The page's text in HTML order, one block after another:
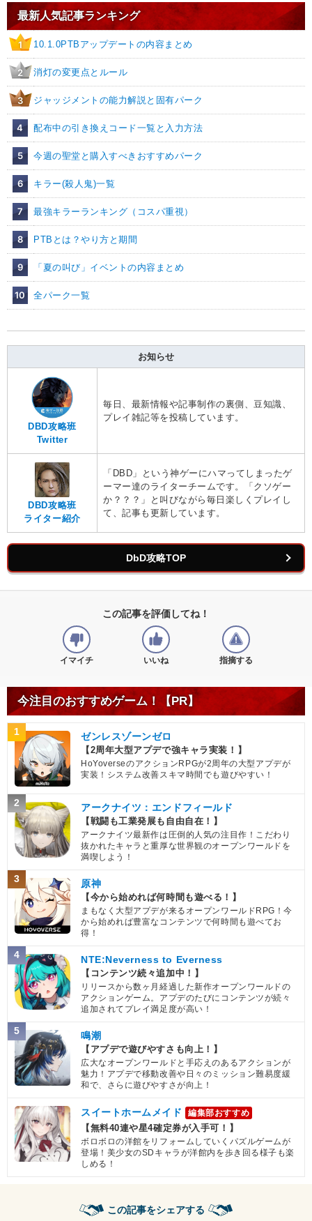
最新人気記事ランキング
1 10.1.0PTBアップデートの内容まとめ
2 消灯の変更点とルール
3 ジャッジメントの能力解説と固有パーク
4 配布中の引き換えコード一覧と入力方法
5 今週の聖堂と購入すべきおすすめパーク
6 キラー(殺人鬼)一覧
7 最強キラーランキング（コスパ重視）
8 PTBとは？やり方と期間
9 「夏の叫び」イベントの内容まとめ
10 全パーク一覧
お知らせ
DBD攻略班
Twitter
毎日、最新情報や記事制作の裏側、豆知識、
プレイ雑記等を投稿しています。
DBD攻略班
ライター紹介
「DBD」という神ゲーにハマってしまったゲ
ーマー達のライターチームです。「クソゲー
か？？？」と叫びながら毎日楽しくプレイし
て、記事も更新しています。
DbD攻略TOP
この記事を評価してね！
イマイチ いいね 指摘する
今注目のおすすめゲーム！【PR】
1 ゼンレスゾーンゼロ
【2周年大型アプデで強キャラ実装！】
HoYoverseのアクションRPGが2周年の大型アプデが
実装！システム改善スキマ時間でも遊びやすい！
2 アークナイツ：エンドフィールド
【戦闘も工業発展も自由自在！】
アークナイツ最新作は圧倒的人気の注目作！こだわり
抜かれたキャラと重厚な世界観のオープンワールドを
満喫しよう！
3 原神
【今から始めれば何時間も遊べる！】
まもなく大型アプデが来るオープンワールドRPG！今
から始めれば豊富なコンテンツで何時間も遊べてお
得！
4 NTE:Neverness to Everness
【コンテンツ続々追加中！】
リリースから数ヶ月経過した新作オープンワールドの
アクションゲーム。アプデのたびにコンテンツが続々
追加されてプレイ満足度が高い！
5 鳴潮
【アプデで遊びやすさも向上！】
広大なオープンワールドと手応えのあるアクションが
魅力！アプデで移動改善や日々のミッション難易度緩
和で、さらに遊びやすさが向上！
スイートホームメイド 編集部おすすめ
【無料40連や星4確定券が入手可！】
ボロボロの洋館をリフォームしていくパズルゲームが
登場！美少女のSDキャラが洋館内を歩き回る様子も楽
しめる！
この記事をシェアする